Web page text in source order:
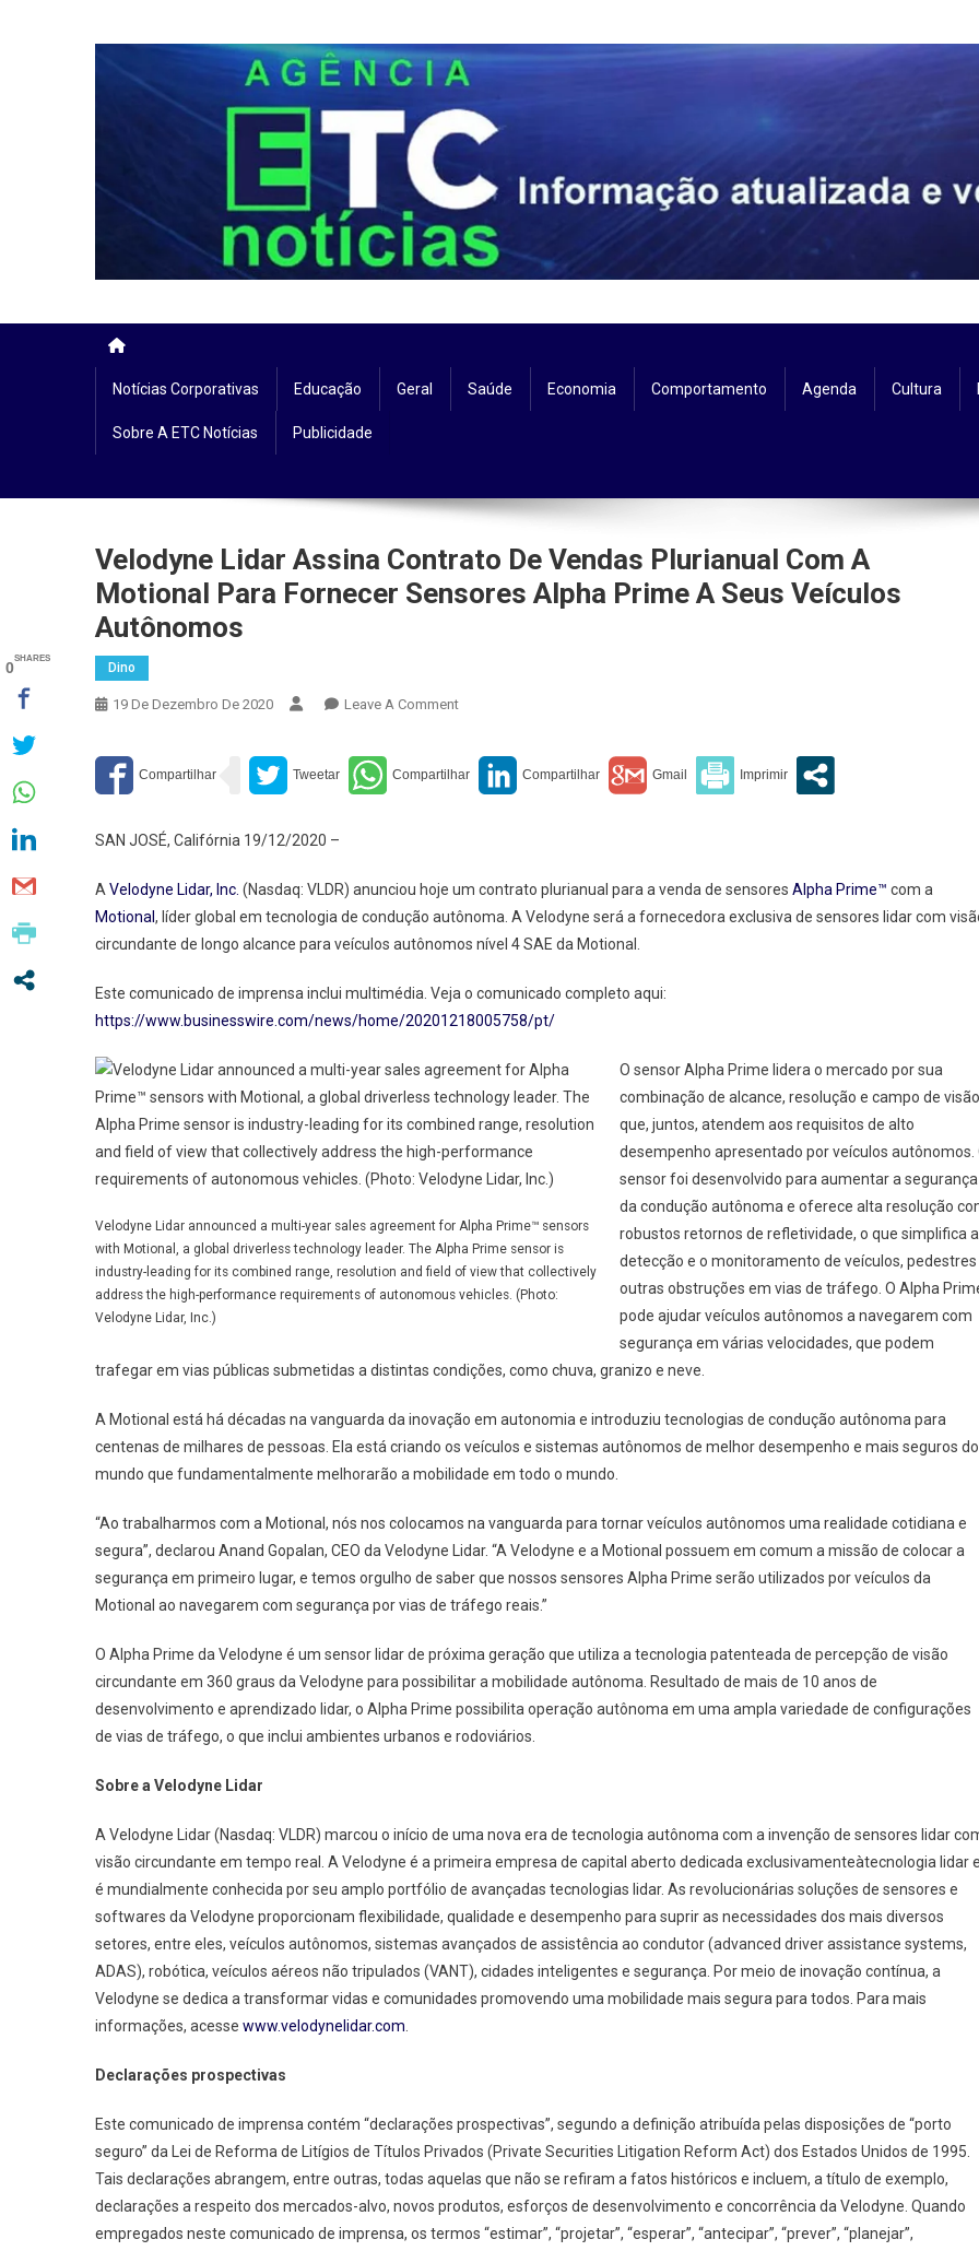
Notícias Corporativas Educação Geral Saúde Economia Comportamento Agenda Cultura
Sobre A ETC Notícias Publicidade
Velodyne Lidar Assina Contrato De Vendas Plurianual Com A
Motional Para Fornecer Sensores Alpha Prime A Seus Veículos
Autônomos
Dino
19 De Dezembro De 2020 Leave A CommentOn
Assina
Contrato
Para
Alpha Prime
Seus
Veículos
Autônomos
SAN JOSÉ, Califórnia 19/12/2020 –
AVelodyne Lidar, Inc. (Nasdaq: VLDR) anunciou hoje um contrato plurianual para a venda de sensores Alpha Prime™ com a
Motional, líder global em tecnologia de condução autônoma. A Velodyne será a fornecedora exclusiva de sensores lidar com
circundante de longo alcance para veículos autônomos nível 4 SAE da Motional.
Este comunicado de imprensa inclui multimédia. Veja o comunicado completo aqui:
https://www.businesswire.com/news/home/20201218005758/pt/
Velodyne Lidar announced a multi-year sales agreement for Alpha Prime™ sensors
with Motional, a global driverless technology leader. The Alpha Prime sensor is
industry-leading for its combined range, resolution and field of view that collectively
address the high-performance requirements of autonomous vehicles. (Photo:
Velodyne Lidar, Inc.)
O sensor Alpha Prime lidera o mercado por sua
combinação de alcance, resolução e campo de visão
que, juntos, atendem aos requisitos de alto
desempenho apresentado por veículos autônomos.
sensor foi desenvolvido para aumentar a segurança
da condução autônoma e oferece alta resolução
robustos retornos de refletividade, o que simplifica a
detecção e o monitoramento de veículos, pedestres
outras obstruções em vias de tráfego. O Alpha
pode ajudar veículos autônomos a navegarem com
segurança em várias velocidades, que podem
trafegar em vias públicas submetidas a distintas condições, como chuva, granizo e neve.
A Motional está há décadas na vanguarda da inovação em autonomia e introduziu tecnologias de condução autônoma para
centenas de milhares de pessoas. Ela está criando os veículos e sistemas autônomos de melhor desempenho e mais seguros do
mundo que fundamentalmente melhorarão a mobilidade em todo o mundo.
“Ao trabalharmos com a Motional, nós nos colocamos na vanguarda para tornar veículos autônomos uma realidade cotidiana e
segura”, declarou Anand Gopalan, CEO da Velodyne Lidar. “A Velodyne e a Motional possuem em comum a missão de colocar a
segurança em primeiro lugar, e temos orgulho de saber que nossos sensores Alpha Prime serão utilizados por veículos da
Motional ao navegarem com segurança por vias de tráfego reais.”
O Alpha Prime da Velodyne é um sensor lidar de próxima geração que utiliza a tecnologia patenteada de percepção de visão
circundante em 360 ​​graus da Velodyne para possibilitar a mobilidade autônoma. Resultado de mais de 10 anos de
desenvolvimento e aprendizado lidar, o Alpha Prime possibilita operação autônoma em uma ampla variedade de configurações
de vias de tráfego, o que inclui ambientes urbanos e rodoviários.
Sobre a Velodyne Lidar
A Velodyne Lidar (Nasdaq: VLDR) marcou o início de uma nova era de tecnologia autônoma com a invenção de sensores lidar
visão circundante em tempo real. A Velodyne é a primeira empresa de capital aberto dedicada exclusivamenteàtecnologia lidar e
é mundialmente conhecida por seu amplo portfólio de avançadas tecnologias lidar. As revolucionárias soluções de sensores e
softwares da Velodyne proporcionam flexibilidade, qualidade e desempenho para suprir as necessidades dos mais diversos
setores, entre eles, veículos autônomos, sistemas avançados de assistência ao condutor (advanced driver assistance systems,
ADAS), robótica, veículos aéreos não tripulados (VANT), cidades inteligentes e segurança. Por meio de inovação contínua, a
Velodyne se dedica a transformar vidas e comunidades promovendo uma mobilidade mais segura para todos. Para mais
informações, acesse www.velodynelidar.com.
Declarações prospectivas
Este comunicado de imprensa contém “declarações prospectivas”, segundo a definição atribuída pelas disposições de “porto
seguro” da Lei de Reforma de Litígios de Títulos Privados (Private Securities Litigation Reform Act) dos Estados Unidos de 1995.
Tais declarações abrangem, entre outras, todas aquelas que não se refiram a fatos históricos e incluem, a título de exemplo,
declarações a respeito dos mercados-alvo, novos produtos, esforços de desenvolvimento e concorrência da Velodyne. Quando
empregados neste comunicado de imprensa, os termos “estimar”, “projetar”, “esperar”, “antecipar”, “prever”, “planejar”,
0SHARES